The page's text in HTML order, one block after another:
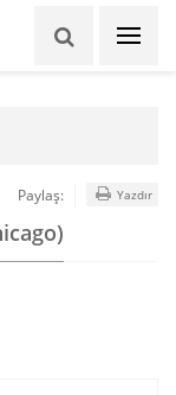
Paylaş: Yazdır